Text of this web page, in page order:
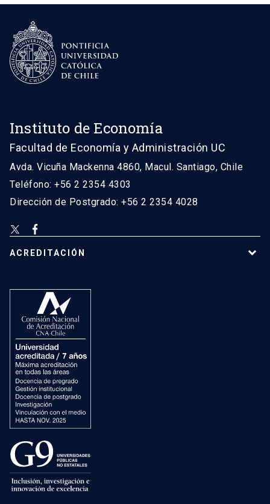
Instituto de Economía
Facultad de Economía y Administración UC
Avda. Vicuña Mackenna 4860, Macul. Santiago, Chile
Teléfono: +56 2 2354 4303
Dirección de Postgrado: +56 2 2354 4028
ACREDITACIÓN